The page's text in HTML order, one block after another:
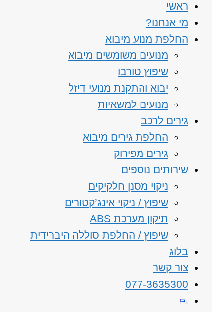
ראשי
מי אנחנו?
החלפת מנוע מיבוא
מנועים משומשים מיבוא
שיפוץ טורבו
יבוא והתקנת מנועי דיזל
מנועים למשאיות
גירים לרכב
החלפת גירים מיבוא
גירים מפירוק
שירותים נוספים
ניקוי מסנן חלקיקים
שיפוץ / ניקוי אינג’קטורים
תיקון מערכת ABS
שיפוץ / החלפת סוללה היברידית
בלוג
צור קשר
077-3635300